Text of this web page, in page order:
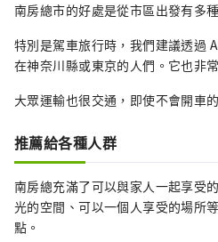
南房總市的好處是從市區出發有多
特別是駕車旅行時，我們建議透過
在神奈川縣或東京的人們。它也非
大眾運輸也很交通，即使不會開車
推薦給各種人群
南房總充滿了可以與家人一起享受
光的空間、可以一個人享受的場所
點。